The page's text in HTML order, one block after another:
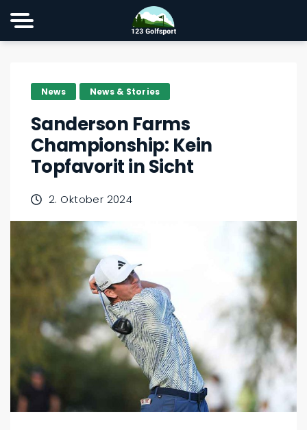
News News & Stories
Sanderson Farms
Championship: Kein
Topfavorit in Sicht
2. Oktober 2024